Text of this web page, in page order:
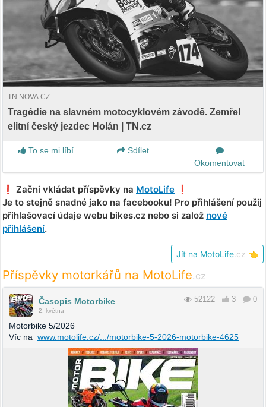
TN.NOVA.CZ
Tragédie na slavném motocyklovém závodě. Zemřel
elitní český jezdec Holán | TN.cz
To se mi líbí
Sdílet
Okomentovat
❗️ Začni vkládat příspěvky na MotoLife ❗️
Je to stejně snadné jako na facebooku! Pro přihlášení použij
přihlašovací údaje webu bikes.cz nebo si založ nové
přihlášení.
Jít na MotoLife .cz 👈
Příspěvky motorkářů na MotoLife.cz
Časopis Motorbike
2. května
52122 3 0
Motorbike 5/2026
Víc na www.motolife.cz/.../motorbike-5-2026-motorbike-4625